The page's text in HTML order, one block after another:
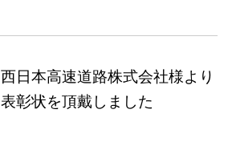
西日本高速道路株式会社様より
表彰状を頂戴しました